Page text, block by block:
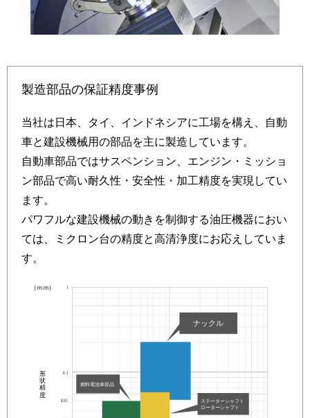
製造部品の保証精度事例
当社は日本、タイ、インドネシアに工場を構え、自動
車と建設機械用の部品を主に製造しています。
自動車部品ではサスペンション、エンジン・ミッショ
ン部品で高い耐久性・安全性・加工精度を実現してい
ます。
パワフルな建設機械の動きを制御する油圧機器におい
ては、ミクロン台の精度と高清浄度にお応えしていま
す。